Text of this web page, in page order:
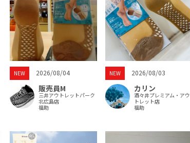
NEW 2026/08/04
販売員M
三井アウトレットパーク
北広島店
福助
NEW 2026/08/03
カリン
酒々井プレミアム・アウ
トレット店
福助